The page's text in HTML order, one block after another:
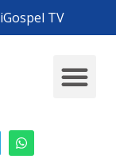
iGospel TV